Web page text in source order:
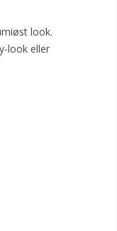
look.
look eller